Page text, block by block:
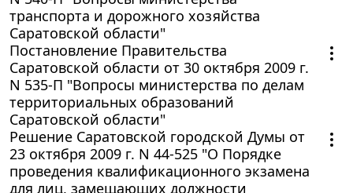
транспорта и дорожного хозяйства
Саратовской области"
Постановление Правительства
Саратовской области от 30 октября 2009 г.
N 535-П "Вопросы министерства по делам
территориальных образований
Саратовской области"
Решение Саратовской городской Думы от
23 октября 2009 г. N 44-525 "О Порядке
проведения квалификационного экзамена
для лиц, замещающих должности